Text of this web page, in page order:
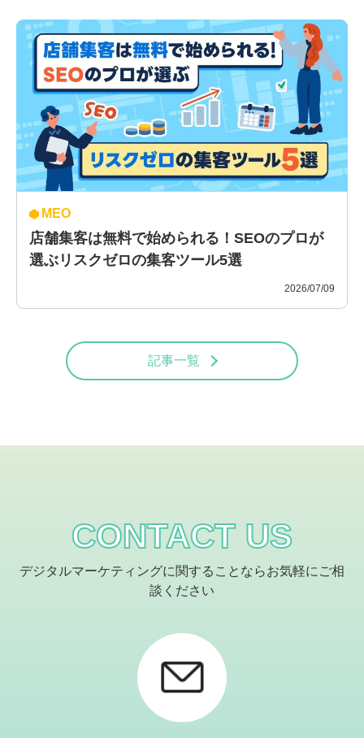
MEO
店舗集客は無料で始められる！SEOのプロが
選ぶリスクゼロの集客ツール5選
2026/07/09
記事一覧
CONTACT US
デジタルマーケティングに関することならお気軽にご相
談ください